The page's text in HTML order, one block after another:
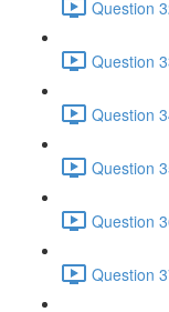
Question
Question
Question
Question
Question
Question